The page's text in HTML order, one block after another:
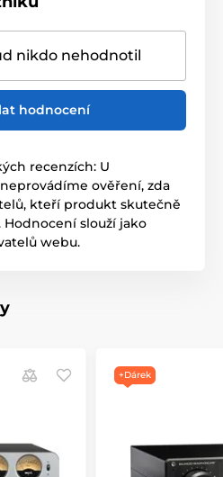
nikdo nehodnotil
hodnocení
recenzích: U
ověření, zda
kteří produkt skutečně
slouží jako
webu.
+Dárek